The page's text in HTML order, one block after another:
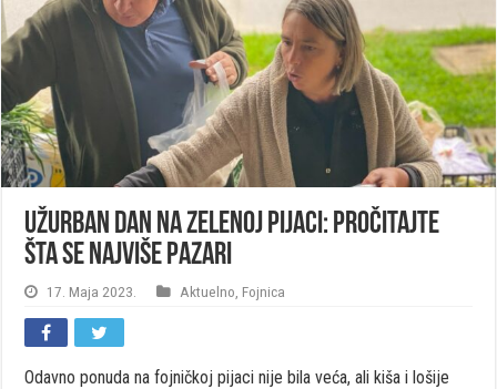
Užurban dan na Zelenoj pijaci: Pročitajte
šta se najviše pazari
17. Maja 2023. Aktuelno Fojnica
Odavno ponuda na fojničkoj pijaci nije bila veća, ali kiša i lošije